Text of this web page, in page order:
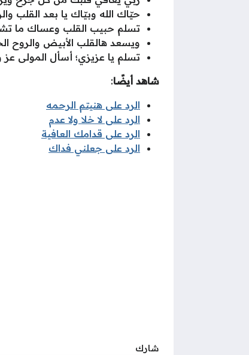
حيّاك الله وبيّاك يا بعد القلب
تسلم حبيب القلب وعساك ما
ويسعد هالقلب الأبيض والروح
تسلم يا عزيزي؛ أسأل المولى عز
شاهد أيضًا:
الرد على هنيتم الرحمه
الرد على لا خلا ولا عدم
الرد على قدامك العافية
الرد على جعلني فداك
شارك